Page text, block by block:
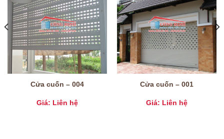
Cửa cuốn – 004
Giá: Liên hệ
Cửa cuốn – 001
Giá: Liên hệ